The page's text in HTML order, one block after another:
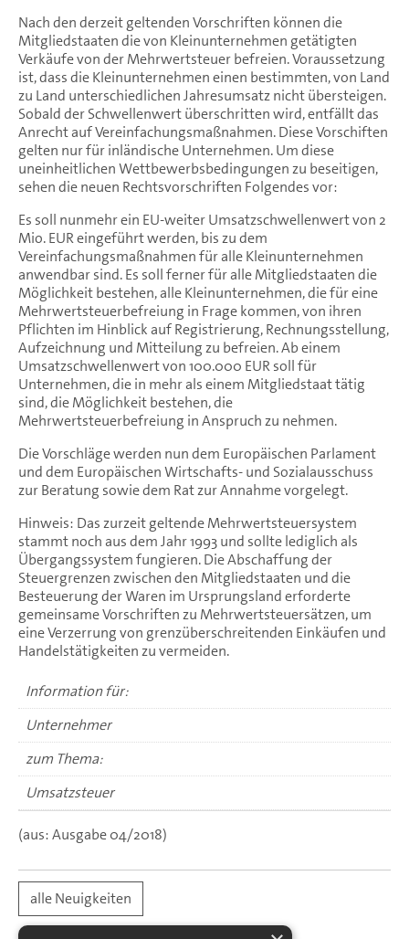
Nach den derzeit geltenden Vorschriften können die
Mitgliedstaaten die von Kleinunternehmen getätigten
Verkäufe von der Mehrwertsteuer befreien. Voraussetzung
ist, dass die Kleinunternehmen einen bestimmten, von Land
zu Land unterschiedlichen Jahresumsatz nicht übersteigen.
Sobald der Schwellenwert überschritten wird, entfällt das
Anrecht auf Vereinfachungsmaßnahmen. Diese Vorschiften
gelten nur für inländische Unternehmen. Um diese
uneinheitlichen Wettbewerbsbedingungen zu beseitigen,
sehen die neuen Rechtsvorschriften Folgendes vor:
Es soll nunmehr ein EU-weiter Umsatzschwellenwert von 2
Mio. EUR eingeführt werden, bis zu dem
Vereinfachungsmaßnahmen für alle Kleinunternehmen
anwendbar sind. Es soll ferner für alle Mitgliedstaaten die
Möglichkeit bestehen, alle Kleinunternehmen, die für eine
Mehrwertsteuerbefreiung in Frage kommen, von ihren
Pflichten im Hinblick auf Registrierung, Rechnungsstellung,
Aufzeichnung und Mitteilung zu befreien. Ab einem
Umsatzschwellenwert von 100.000 EUR soll für
Unternehmen, die in mehr als einem Mitgliedstaat tätig
sind, die Möglichkeit bestehen, die
Mehrwertsteuerbefreiung in Anspruch zu nehmen.
Die Vorschläge werden nun dem Europäischen Parlament
und dem Europäischen Wirtschafts- und Sozialausschuss
zur Beratung sowie dem Rat zur Annahme vorgelegt.
Hinweis: Das zurzeit geltende Mehrwertsteuersystem
stammt noch aus dem Jahr 1993 und sollte lediglich als
Übergangssystem fungieren. Die Abschaffung der
Steuergrenzen zwischen den Mitgliedstaaten und die
Besteuerung der Waren im Ursprungsland erforderte
gemeinsame Vorschriften zu Mehrwertsteuersätzen, um
eine Verzerrung von grenzüberschreitenden Einkäufen und
Handelstätigkeiten zu vermeiden.
Information für:
Unternehmer
zum Thema:
Umsatzsteuer
(aus: Ausgabe 04/2018)
alle Neuigkeiten